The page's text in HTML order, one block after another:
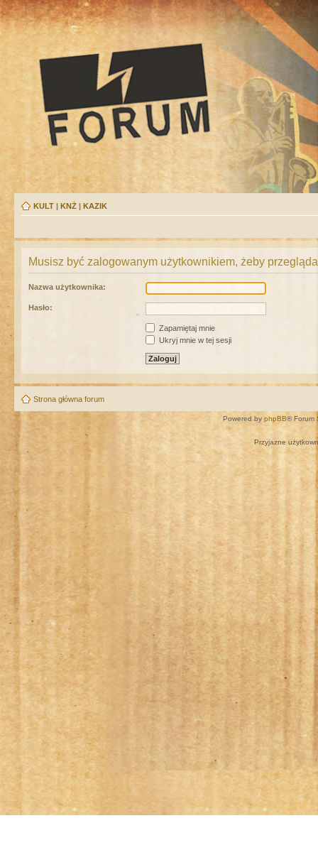
KULT | KNŻ | KAZIK
Musisz być zalogowanym użytkownikiem, żeby
Nazwa użytkownika:
Hasło:
Zapamiętaj mnie
Ukryj mnie w tej sesji
Strona główna forum
Powered by phpBB® Forum
Przyjazne